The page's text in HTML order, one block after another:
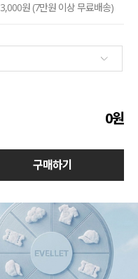
3,000원 (7만원 이상 무료배송)
0원
구매하기